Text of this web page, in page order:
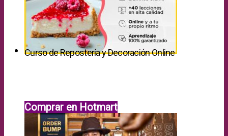
Curso de Repostería y Decoración Online
Comprar en Hotmart